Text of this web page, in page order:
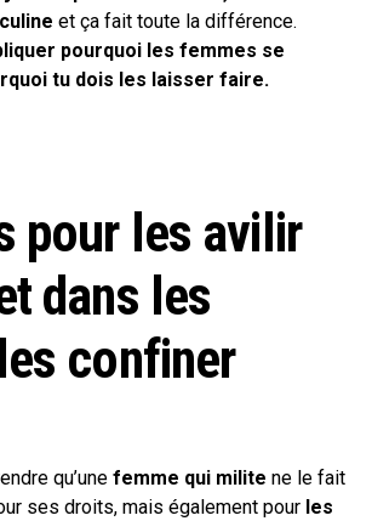
et ça fait toute la différence.
pourquoi les femmes se
tu dois les laisser faire.
pour les avilir
dans les
confiner
qu’une femme qui milite ne le fait
ses droits, mais également pour les